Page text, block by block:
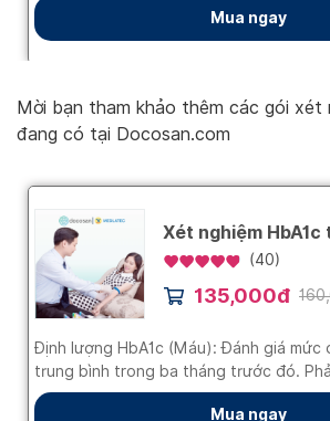
Mời bạn tham khảo thêm các gói xét
đang có tại Docosan.com